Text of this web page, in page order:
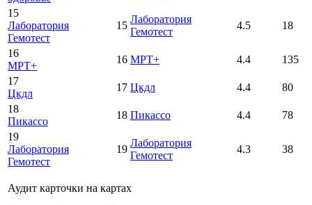
15
Лаборатория
Гемотест
15
Лаборатория
Гемотест
4.5 18
16
МРТ+
16 МРТ+ 4.4
135
17
Цкдл
17 Цкдл 4.4
80
18
Пикассо
18 Пикассо 4.4
78
19
Лаборатория
Гемотест
19
Лаборатория
Гемотест
4.3 38
Аудит карточки на картах